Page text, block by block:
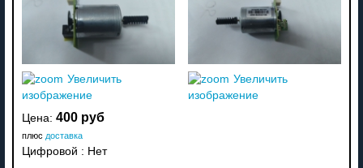
Увеличить
изображение
Увеличить
изображение
Цена: 400 руб
плюс доставка
Цифровой : Нет